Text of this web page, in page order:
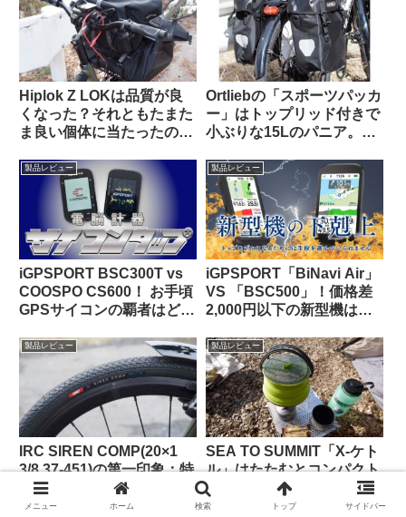
い
Hiplok Z LOKは品質が良
くなった？それともたまた
ま良い個体に当たったの
Ortliebの「スポーツパッカ
ー」はトップリッド付きで
小ぶりな15Lのパニア。ど
い方に向いている？
製品レビュー
iGPSPORT BSC300T vs
COOSPO CS600！ お手頃
GPSサイコンの覇者はどっ
製品レビュー
iGPSPORT「BiNavi Air」
VS 「BSC500」！価格差
2,000円以下の新型機は、
るの？
製品レビュー
IRC SIREN COMP(20×1
3/8 37-451)の第一印象：特
に太くないのに孫悟空気分
を味わえる上質な乗り心地
製品レビュー
SEA TO SUMMIT「X-ケト
ル」はたたむとコンパクト
になるので自転車キャンツ
ーに持っていきやすいヤカ
メニュー ホーム 検索 トップ サイドバー